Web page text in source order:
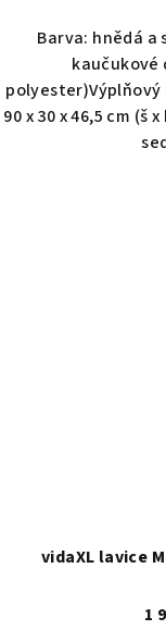
Barva: hnědá
kaučukové
90 x 30 x 46,5 cm (š
vidaXL lavice
1